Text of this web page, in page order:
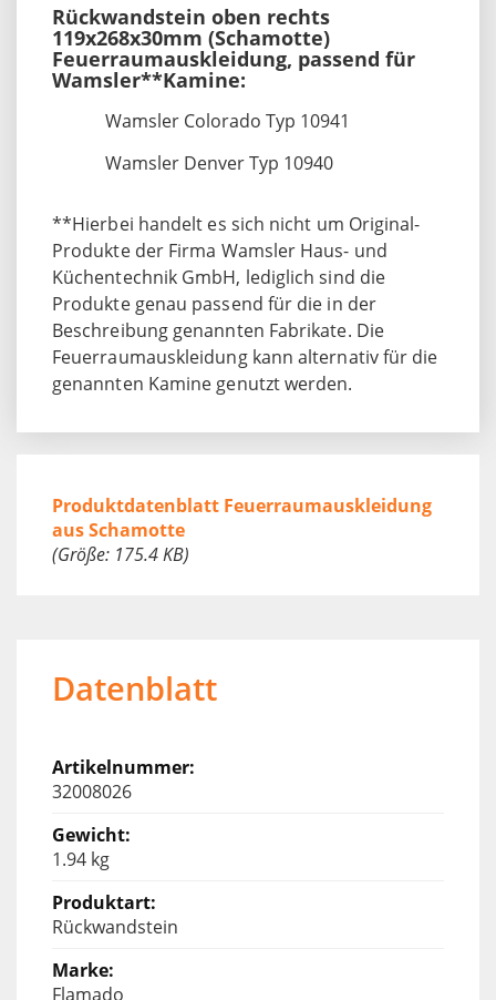
Rückwandstein oben rechts
119x268x30mm (Schamotte)
Feuerraumauskleidung, passend für
Wamsler**Kamine:
Wamsler Colorado Typ 10941
Wamsler Denver Typ 10940
**Hierbei handelt es sich nicht um Original-
Produkte der Firma Wamsler Haus- und
Küchentechnik GmbH, lediglich sind die
Produkte genau passend für die in der
Beschreibung genannten Fabrikate. Die
Feuerraumauskleidung kann alternativ für die
genannten Kamine genutzt werden.
Produktdatenblatt Feuerraumauskleidung
aus Schamotte
(Größe: 175.4 KB)
Datenblatt
32008026
1.94 kg
Rückwandstein
Flamado